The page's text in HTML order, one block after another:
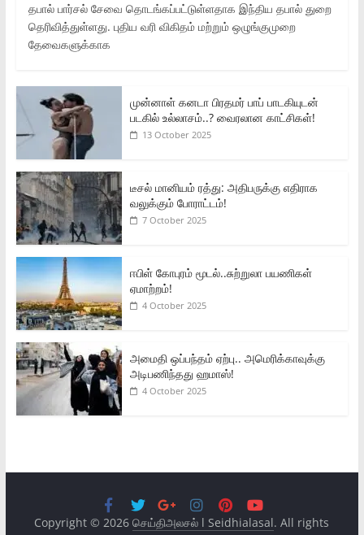
தபால் பார்சல் சேவை தொடங்கப்பட்டுள்ளதாக இந்திய தபால் துறை
தெரிவித்துள்ளது. புதிய வரி விகிதம் மற்றும் ஒழுங்குமுறை
தேவைகளுக்காக
முன்னாள் கனடா பிரதமர் பாப் பாடகியுடன்
படகில் உல்லாசம்..? வைரலான காட்சிகள்!
13 October 2025
டீசல் மானியம் ரத்து: அதிபருக்கு எதிராக
வலுக்கும் போராட்டம்!
7 October 2025
ஈபிள் கோபுரம் மூடல்..சுற்றுலா பயணிகள்
ஏமாற்றம்!
4 October 2025
அமைதி ஒப்பந்தம் ஏற்பு.. அமெரிக்காவுக்கு
அடிபணிந்தது ஹமாஸ்!
4 October 2025
Copyright © 2026செய்திஅலசல் l Seidhialasal. All rights